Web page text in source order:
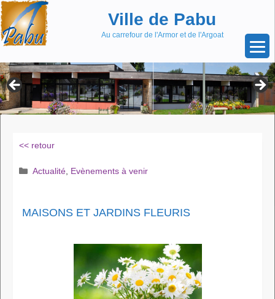
Aller
au
contenu
Skip
to
content
Ville de Pabu
Au carrefour de l'Armor et de l'Argoat
<< retour
Catégories
Actualité, Evènements à venir
MAISONS ET JARDINS FLEURIS